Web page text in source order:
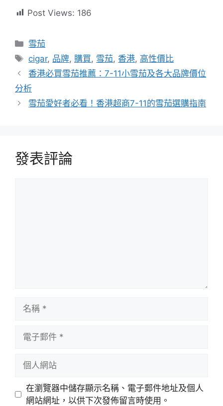
Post Views: 186
分
類
雪茄
標
籤
cigar, 品牌, 購買, 雪茄, 香港, 高性價比
香港必買雪茄推薦：7-11小雪茄及各大品牌價位
分析
雪茄愛好者必看！香港超商7-11的雪茄選購指南
發表評論
站
在瀏覽器中儲存顯示名稱、電子郵件地址及個人
網站網址，以供下次發佈留言時使用。